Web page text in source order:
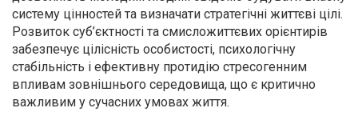
систему цінностей та визначати стратегічні життєві цілі.
Розвиток суб’єктності та смисложиттєвих орієнтирів
забезпечує цілісність особистості, психологічну
стабільність і ефективну протидію стресогенним
впливам зовнішнього середовища, що є критично
важливим у сучасних умовах життя.